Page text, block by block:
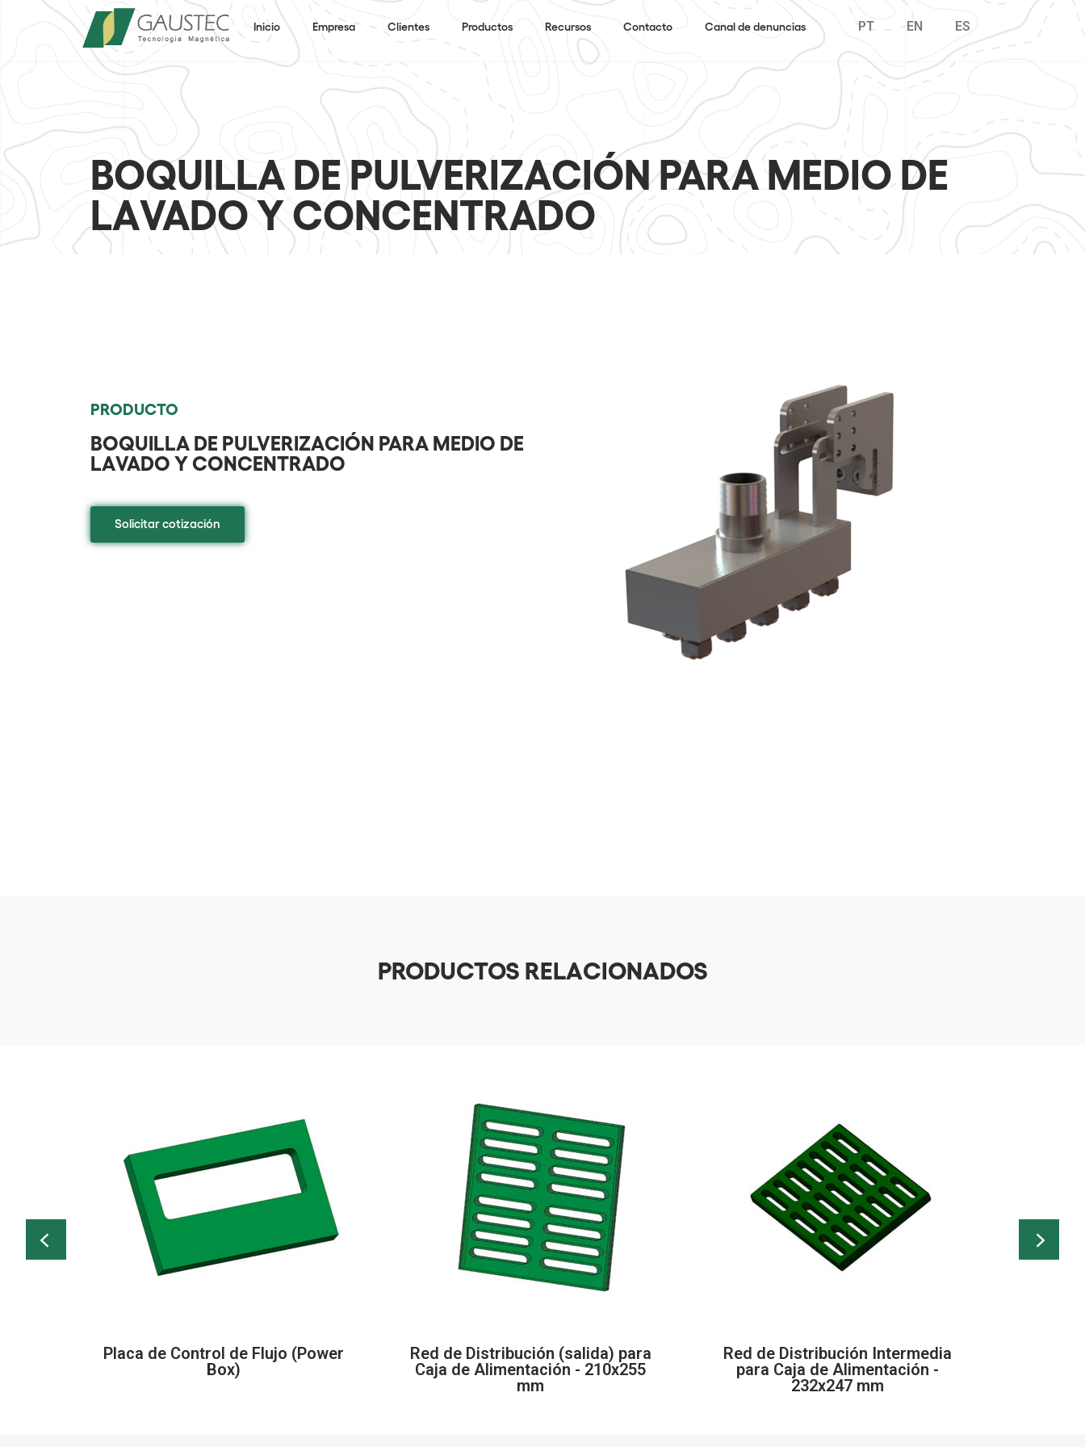
Inicio Empresa Clientes Productos Recursos Contacto Canal de denuncias PT EN ES
BOQUILLA DE PULVERIZACIÓN PARA MEDIO DE
LAVADO Y CONCENTRADO
PRODUCTO
BOQUILLA DE PULVERIZACIÓN PARA MEDIO DE
LAVADO Y CONCENTRADO
Solicitar cotización
PRODUCTOS RELACIONADOS
Placa de Control de Flujo (Power
Box)
Red de Distribución (salida) para
Caja de Alimentación - 210x255
mm
Red de Distribución Intermedia
para Caja de Alimentación -
232x247 mm